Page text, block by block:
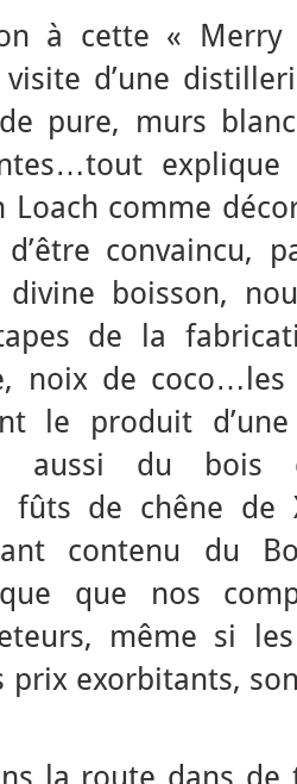
à cette «
d’une
pure, murs
Loach comme
d’être convaincu,
boisson,
de la
noix de
le produit
aussi du bois
fûts de chêne de
contenu du
que nos
même si
prix exorbitants,
la route dans de